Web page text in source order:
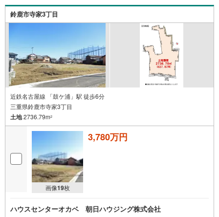
鈴鹿市寺家3丁目
近鉄名古屋線 「鼓ケ浦」駅 徒歩6分
三重県鈴鹿市寺家3丁目
土地2736.79m2
画像19枚
3,780万円
ハウスセンターオカベ 朝日ハウジング株式会社